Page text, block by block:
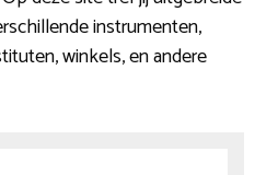
instrumenten,
winkels, en andere